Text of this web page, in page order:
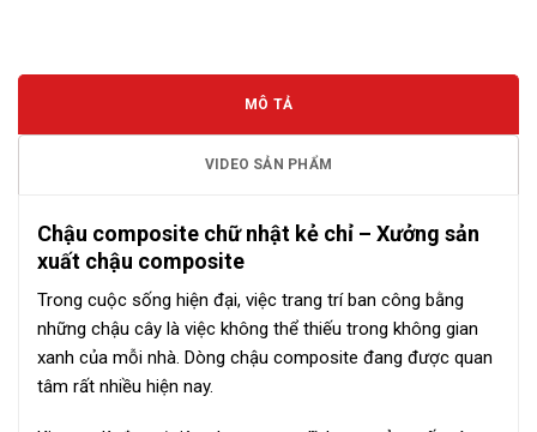
MÔ TẢ
VIDEO SẢN PHẨM
Chậu composite chữ nhật kẻ chỉ – Xưởng sản
xuất chậu composite
Trong cuộc sống hiện đại, việc trang trí ban công bằng
những chậu cây là việc không thể thiếu trong không gian
xanh của mỗi nhà. Dòng chậu composite đang được quan
tâm rất nhiều hiện nay.